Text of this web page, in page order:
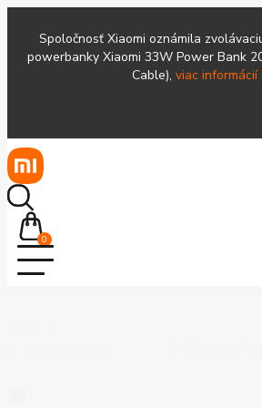
Spoločnosť Xiaomi oznámila
powerbanky Xiaomi 33W Power Bank
Cable), viac informácií
0